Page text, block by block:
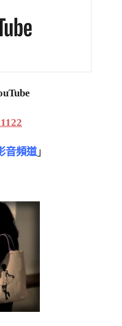
音頻道」